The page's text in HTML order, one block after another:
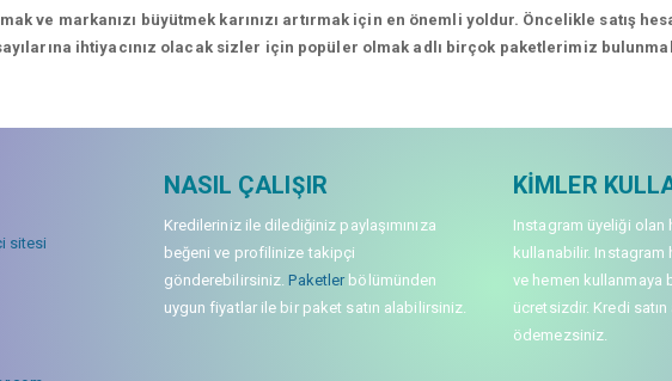
ve markanızı büyütmek karınızı artırmak için en önemli yoldur. Öncelikle satış
ihtiyacınız olacak sizler için popüler olmak adlı birçok paketlerimiz
sitesi
NASIL ÇALIŞIR
Kredileriniz ile dilediğiniz paylaşımınıza
beğeni ve profilinize takipçi
gönderebilirsiniz.Paketler bölümünden
uygun fiyatlar ile bir paket satın alabilirsiniz.
KIMLER
Instagram üyeliği olan
kullanabilir. Instagram
ve hemen kullanmaya
ücretsizdir. Kredi
ödemezsiniz.